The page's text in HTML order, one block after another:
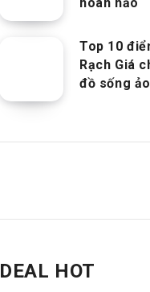
Top 10
Rạch Giá
đồ sống ảo